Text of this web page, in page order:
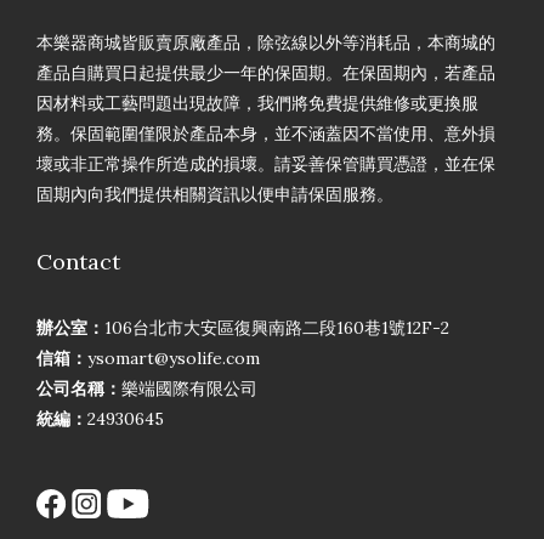
本樂器商城皆販賣原廠產品，除弦線以外等消耗品，本商城的
產品自購買日起提供最少一年的保固期。在保固期內，若產品
因材料或工藝問題出現故障，我們將免費提供維修或更換服
務。保固範圍僅限於產品本身，並不涵蓋因不當使用、意外損
壞或非正常操作所造成的損壞。請妥善保管購買憑證，並在保
固期內向我們提供相關資訊以便申請保固服務。
Contact
辦公室： 106台北市大安區復興南路二段160巷1號12F-2
信箱： ysomart@ysolife.com
公司名稱： 樂端國際有限公司
統編： 24930645